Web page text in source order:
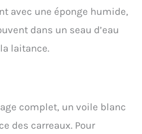
avec une éponge humide,
dans un seau d’eau
laitance.
complet, un voile blanc
des carreaux. Pour